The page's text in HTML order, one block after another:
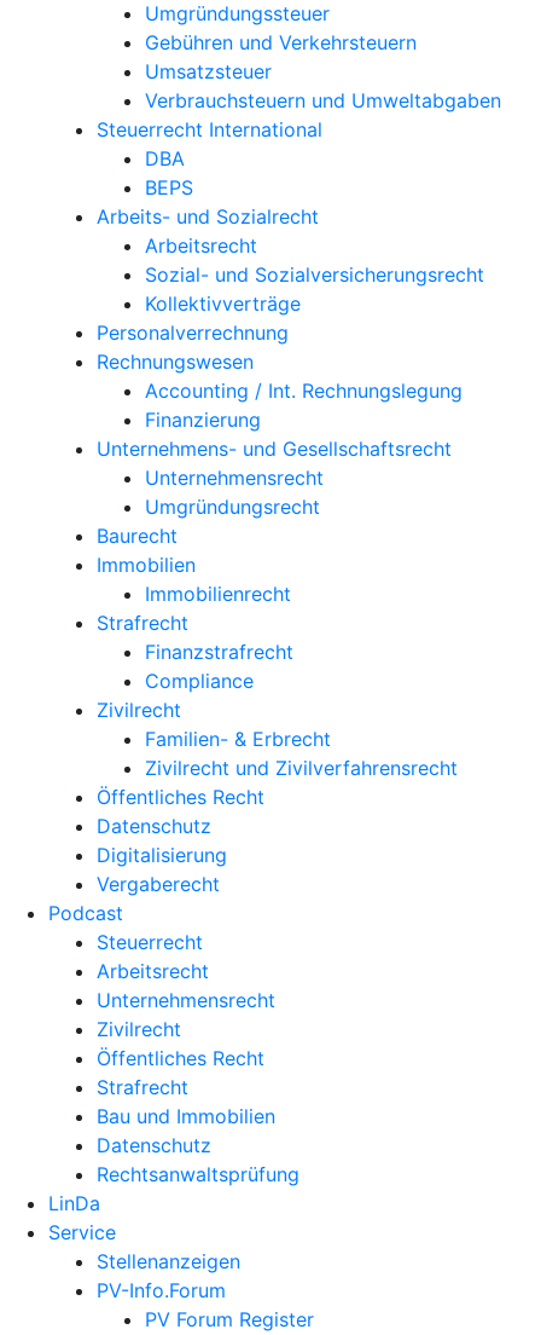
Umgründungssteuer
Gebühren und Verkehrsteuern
Umsatzsteuer
Verbrauchsteuern und Umweltabgaben
Steuerrecht International
DBA
BEPS
Arbeits- und Sozialrecht
Arbeitsrecht
Sozial- und Sozialversicherungsrecht
Kollektivverträge
Personalverrechnung
Rechnungswesen
Accounting / Int. Rechnungslegung
Finanzierung
Unternehmens- und Gesellschaftsrecht
Unternehmensrecht
Umgründungsrecht
Baurecht
Immobilien
Immobilienrecht
Strafrecht
Finanzstrafrecht
Compliance
Zivilrecht
Familien- & Erbrecht
Zivilrecht und Zivilverfahrensrecht
Öffentliches Recht
Datenschutz
Digitalisierung
Vergaberecht
Podcast
Steuerrecht
Arbeitsrecht
Unternehmens­recht
Zivilrecht
Öffentliches Recht
Strafrecht
Bau und Immobilien
Datenschutz
Rechtsanwalts­prüfung
LinDa
Service
Stellenanzeigen
PV-Info.Forum
PV Forum Register